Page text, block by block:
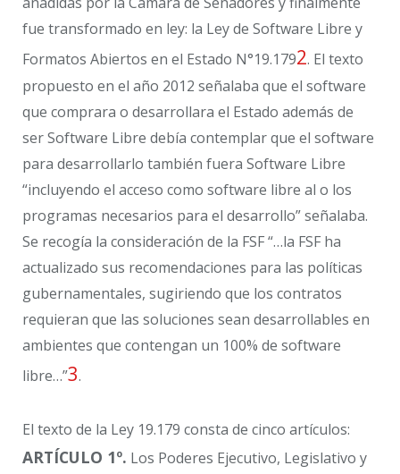
fue transformado en ley: la Ley de Software Libre y
Formatos Abiertos en el Estado N°19.1792. El texto
propuesto en el año 2012 señalaba que el software
que comprara o desarrollara el Estado además de
ser Software Libre debía contemplar que el software
para desarrollarlo también fuera Software Libre
“incluyendo el acceso como software libre al o los
programas necesarios para el desarrollo” señalaba.
Se recogía la consideración de la FSF “…la FSF ha
actualizado sus recomendaciones para las políticas
gubernamentales, sugiriendo que los contratos
requieran que las soluciones sean desarrollables en
ambientes que contengan un 100% de software
libre…”3.
El texto de la Ley 19.179 consta de cinco artículos:
ARTÍCULO 1º. Los Poderes Ejecutivo, Legislativo y